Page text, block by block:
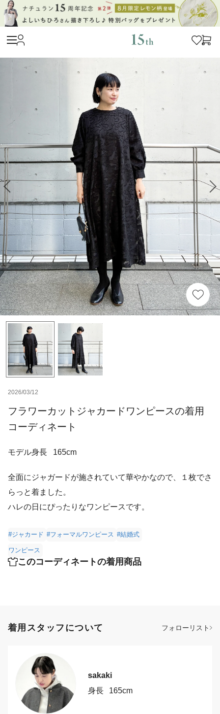
2026/03/12
フラワーカットジャカードワンピースの着用
コーディネート
モデル身長 165cm
全面にジャガードが施されていて華やかなので、１枚でさ
らっと着ました。
ハレの日にぴったりなワンピースです。
#ジャカード #フォーマルワンピース #結婚式
ワンピース
このコーディネートの着用商品
着用スタッフについて フォローリスト
sakaki
身長
165cm